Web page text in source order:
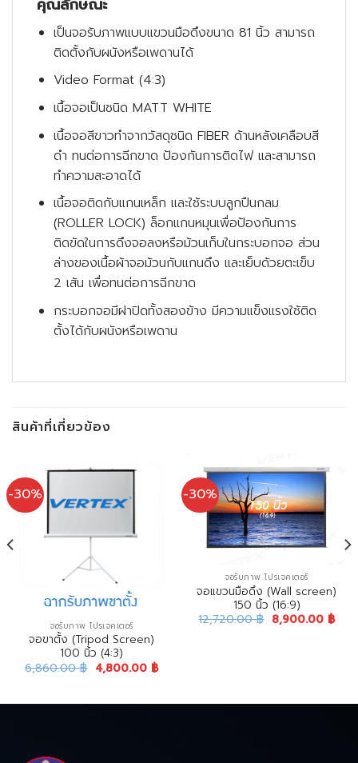
คุณลักษณะ
เป็นจอรับภาพแบบแขวนมือดึงขนาด 81 นิ้ว สามารถ
ติดตั้งกับผนังหรือเพดานได้
Video Format (4:3)
เนื้อจอเป็นชนิด MATT WHITE
เนื้อจอสีขาวทำจากวัสดุชนิด FIBER ด้านหลังเคลือบสี
ดำ ทนต่อการฉีกขาด ป้องกันการติดไฟ และสามารถ
ทำความสะอาดได้
เนื้อจอติดกับแกนเหล็ก และใช้ระบบลูกปืนกลม
(ROLLER LOCK) ล็อกแกนหมุนเพื่อป้องกันการ
ติดขัดในการดึงจอลงหรือม้วนเก็บในกระบอกจอ ส่วน
ล่างของเนื้อผ้าจอม้วนกับแกนดึง และเย็บด้วยตะเข็บ
2 เส้น เพื่อทนต่อการฉีกขาด
กระบอกจอมีฝาปิดทั้งสองข้าง มีความแข็งแรงใช้ติด
ตั้งได้กับผนังหรือเพดาน
สินค้าที่เกี่ยวข้อง
-30%
จอรับภาพ โปรเจคเตอร์
จอขาตั้ง (Tripod Screen)
100 นิ้ว (4:3)
6,860.00฿ 4,800.00 ฿
-30%
จอรับภาพ โปรเจคเตอร์
จอแขวนมือดึง (Wall screen)
150 นิ้ว (16:9)
12,720.00฿ 8,900.00 ฿